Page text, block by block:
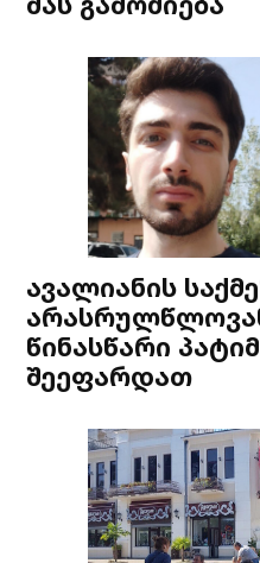
ავალიანის
წინასწარი
შეეფარდათ